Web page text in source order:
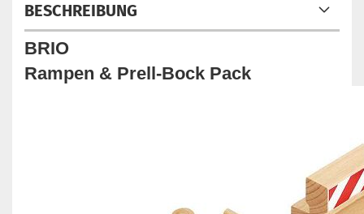
BESCHREIBUNG
BRIO
Rampen & Prell-Bock Pack